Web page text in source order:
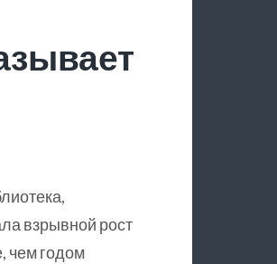
взрывной рост
чем годом